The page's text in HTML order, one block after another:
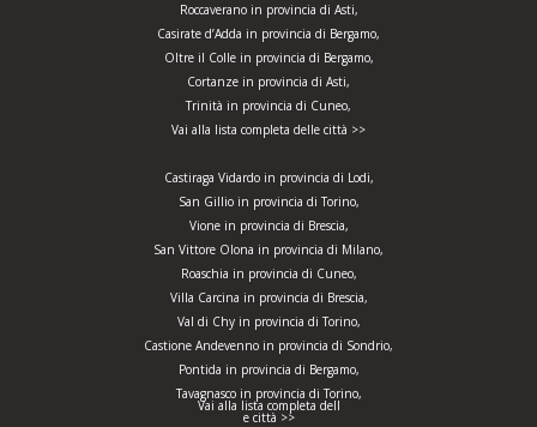
Roccaverano in provincia di Asti,
Casirate d’Adda in provincia di Bergamo,
Oltre il Colle in provincia di Bergamo,
Cortanze in provincia di Asti,
Trinità in provincia di Cuneo,
Vai alla lista completa delle città >>
Castiraga Vidardo in provincia di Lodi,
San Gillio in provincia di Torino,
Vione in provincia di Brescia,
San Vittore Olona in provincia di Milano,
Roaschia in provincia di Cuneo,
Villa Carcina in provincia di Brescia,
Val di Chy in provincia di Torino,
Castione Andevenno in provincia di Sondrio,
Pontida in provincia di Bergamo,
Tavagnasco in provincia di Torino,
Vai alla lista completa dell
e città >>